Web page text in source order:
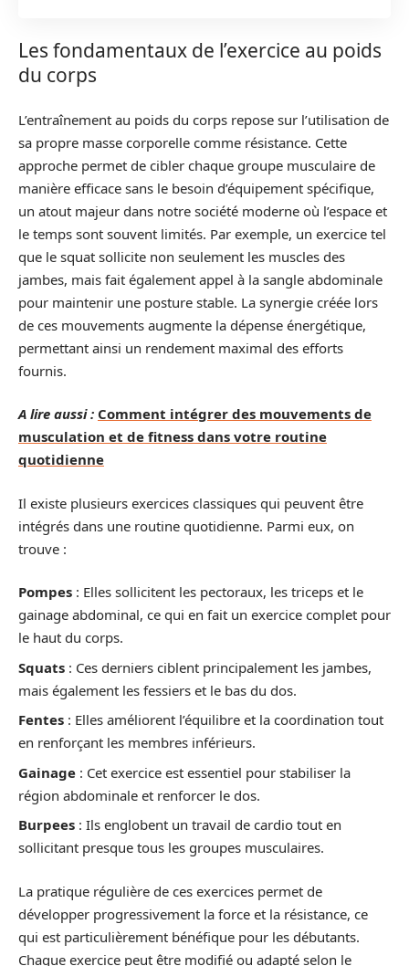
Les fondamentaux de l’exercice au poids
du corps
L’entraînement au poids du corps repose sur l’utilisation de
sa propre masse corporelle comme résistance. Cette
approche permet de cibler chaque groupe musculaire de
manière efficace sans le besoin d’équipement spécifique,
un atout majeur dans notre société moderne où l’espace et
le temps sont souvent limités. Par exemple, un exercice tel
que le squat sollicite non seulement les muscles des
jambes, mais fait également appel à la sangle abdominale
pour maintenir une posture stable. La synergie créée lors
de ces mouvements augmente la dépense énergétique,
permettant ainsi un rendement maximal des efforts
fournis.
A lire aussi : Comment intégrer des mouvements de
musculation et de fitness dans votre routine
quotidienne
Il existe plusieurs exercices classiques qui peuvent être
intégrés dans une routine quotidienne. Parmi eux, on
trouve :
Pompes : Elles sollicitent les pectoraux, les triceps et le
gainage abdominal, ce qui en fait un exercice complet pour
le haut du corps.
Squats : Ces derniers ciblent principalement les jambes,
mais également les fessiers et le bas du dos.
Fentes : Elles améliorent l’équilibre et la coordination tout
en renforçant les membres inférieurs.
Gainage : Cet exercice est essentiel pour stabiliser la
région abdominale et renforcer le dos.
Burpees : Ils englobent un travail de cardio tout en
sollicitant presque tous les groupes musculaires.
La pratique régulière de ces exercices permet de
développer progressivement la force et la résistance, ce
qui est particulièrement bénéfique pour les débutants.
Chaque exercice peut être modifié ou adapté selon le